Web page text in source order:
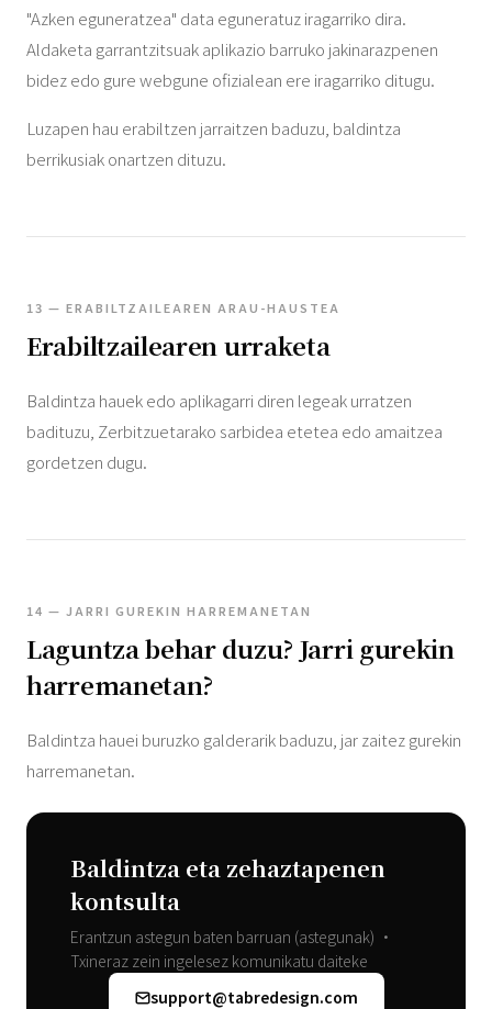
"Azken eguneratzea" data eguneratuz iragarriko dira.
Aldaketa garrantzitsuak aplikazio barruko jakinarazpenen
bidez edo gure webgune ofizialean ere iragarriko ditugu.
Luzapen hau erabiltzen jarraitzen baduzu, baldintza
berrikusiak onartzen dituzu.
13 — ERABILTZAILEAREN ARAU-HAUSTEA
Erabiltzailearen urraketa
Baldintza hauek edo aplikagarri diren legeak urratzen
badituzu, Zerbitzuetarako sarbidea etetea edo amaitzea
gordetzen dugu.
14 — JARRI GUREKIN HARREMANETAN
Laguntza behar duzu? Jarri gurekin
harremanetan?
Baldintza hauei buruzko galderarik baduzu, jar zaitez gurekin
harremanetan.
Baldintza eta zehaztapenen
kontsulta
Erantzun astegun baten barruan (astegunak) •
Txineraz zein ingelesez komunikatu daiteke
support@tabredesign.com